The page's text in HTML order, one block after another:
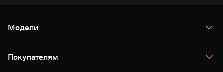
Модели
TANK 400
TANK 500
Покупателям